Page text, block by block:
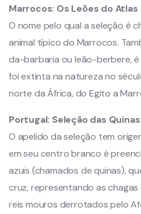
Marrocos: Os Leões do Atlas
O nome pelo qual a seleção é
animal típico do Marrocos.
da-barbaria ou leão-berbere, é
foi extinta na natureza no
norte da África, do Egito a
Portugal: Seleção das Quinas
O apelido da seleção tem
em seu centro branco é
azuis (chamados de quinas),
cruz, representando as
reis mouros derrotados pelo